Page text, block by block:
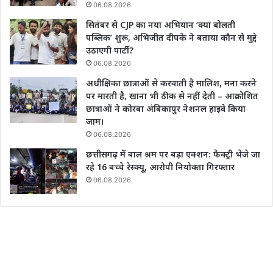
06.08.2026
सितंबर से CJP का नया अभियान ‘क्या बोलती
पब्लिक’ शुरू, अभिजीत दीपके ने बताया कौन से मुद्दे
उठाएगी पार्टी?
06.08.2026
अधीक्षिका छात्राओं से करवाती है मालिश, मना करने
पर मारती है, खाना भी ठीक से नहीं देती – आक्रोशित
छात्राओं ने कोरबा अंबिकापुर नेशनल हाइवे किया
जाम।
06.08.2026
छत्तीसगढ़ में बाल श्रम पर बड़ा एक्शन: फैक्ट्री भेजे जा
रहे 16 बच्चे रेस्क्यू, आरोपी नियोक्ता गिरफ्तार
06.08.2026